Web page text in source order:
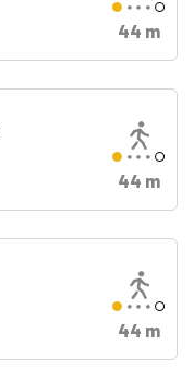
44 m
44 m
44 m